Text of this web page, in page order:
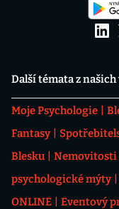
Další témata z našich
Moje Psychologie
Fantasy
Blesku
Nemovitosti
psychologické mýty
ONLINE
Eventový